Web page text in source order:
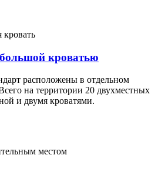
кровать
кроватью
расположены в отдельном
на территории 20 двухместных
и двумя кроватями.